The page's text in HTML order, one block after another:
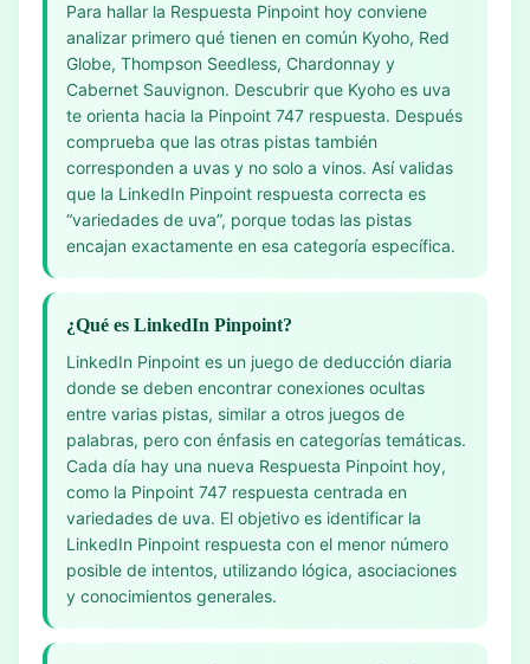
Para hallar la Respuesta Pinpoint hoy conviene
analizar primero qué tienen en común Kyoho, Red
Globe, Thompson Seedless, Chardonnay y
Cabernet Sauvignon. Descubrir que Kyoho es uva
te orienta hacia la Pinpoint 747 respuesta. Después
comprueba que las otras pistas también
corresponden a uvas y no solo a vinos. Así validas
que la LinkedIn Pinpoint respuesta correcta es
“variedades de uva”, porque todas las pistas
encajan exactamente en esa categoría específica.
¿Qué es LinkedIn Pinpoint?
LinkedIn Pinpoint es un juego de deducción diaria
donde se deben encontrar conexiones ocultas
entre varias pistas, similar a otros juegos de
palabras, pero con énfasis en categorías temáticas.
Cada día hay una nueva Respuesta Pinpoint hoy,
como la Pinpoint 747 respuesta centrada en
variedades de uva. El objetivo es identificar la
LinkedIn Pinpoint respuesta con el menor número
posible de intentos, utilizando lógica, asociaciones
y conocimientos generales.